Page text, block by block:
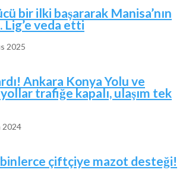
bir ilki başararak Manisa’nın
Lig’e veda etti
2025
Ankara Konya Yolu ve
yollar trafiğe kapalı, ulaşım tek
2024
binlerce çiftçiye mazot desteği!